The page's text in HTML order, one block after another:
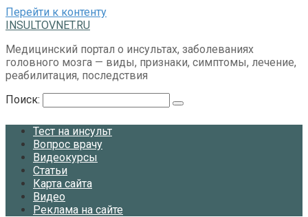
Перейти к контенту
INSULTOVNET.RU
Медицинский портал о инсультах, заболеваниях
головного мозга — виды, признаки, симптомы, лечение,
реабилитация, последствия
Поиск:
Тест на инсульт
Вопрос врачу
Видеокурсы
Статьи
Карта сайта
Видео
Реклама на сайте